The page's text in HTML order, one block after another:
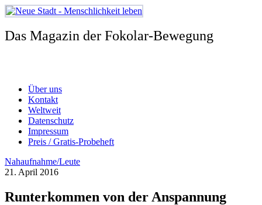
Zum
Inhalt
springen
Das Magazin der Fokolar-Bewegung
Über uns
Kontakt
Weltweit
Datenschutz
Impressum
Preis / Gratis-Probeheft
Nahaufnahme/Leute
21. April 2016
Runterkommen von der Anspannung